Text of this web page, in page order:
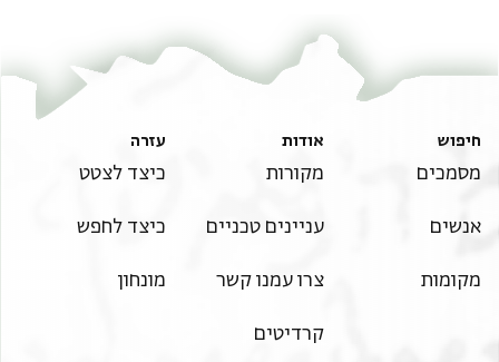
באלמחלה תוקפת [. . . . . . . . . . . . . . . .]. . . .
מן יערפהם כשרים [. . . . . . . . . . . . . .]. . . פי . . .
פקלת להם מנין א.ת[. . . . . . . . . . . . . . .]. . . . . . . . . . . .
. . . . . . . . . . . . . . . . . . . . . . . . . . . .
מן רגל תאגר ה.למ.[. . . . . . . . .]. . .[. .]. . . . . . .
אלתמסנא מנה כתאב פקאל .[. . . . . . . . . . . . . . . . . .
אלדי . . . . באלג. .[. . . . .] אלרגל מן [. . . . . . . . . . . .
צחבתה פקלת ל. . . . . . . אלדי סהל [. . . . . . . . . . .
חיפוש
מסמכים
אנשים
מקומות
אודות
מקורות
עניינים טכניים
צרו עמנו קשר
קרדיטים
עזרה
כיצד לצטט
כיצד לחפש
מונחון